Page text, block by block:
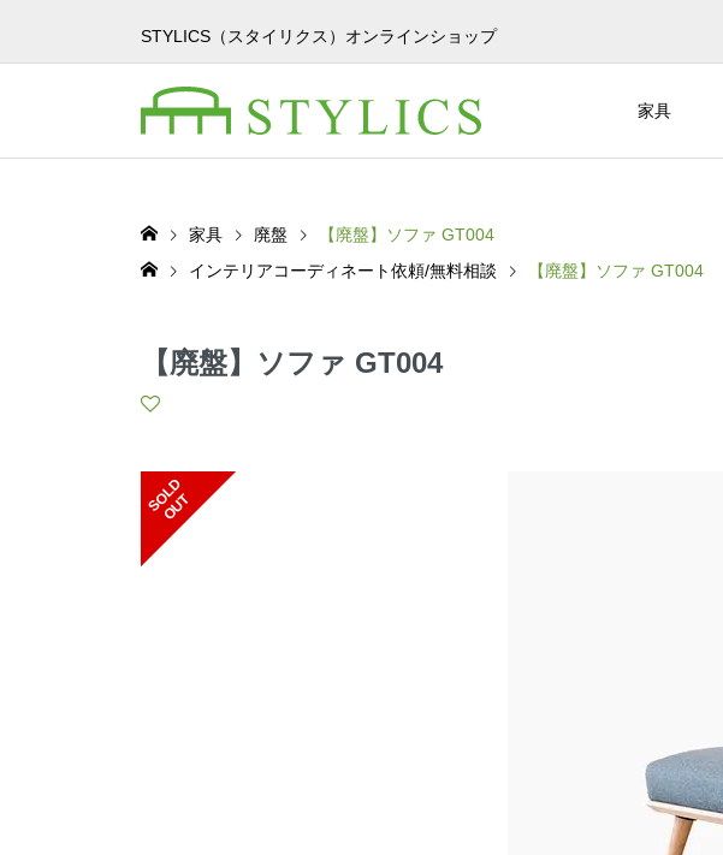
STYLICS（スタイリクス）オンラインショップ
家具
家具 廃盤
【廃盤】ソファ GT004
インテリアコーディネート依頼/無料相談
【廃盤】ソファ GT004
【廃盤】ソファ GT004
S
O
L
D
O
U
T